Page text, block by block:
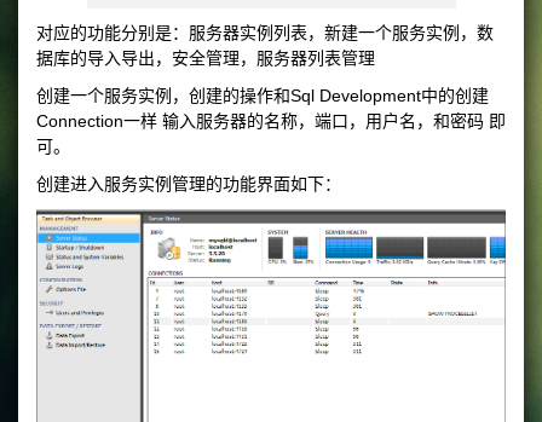
对应的功能分别是：服务器实例列表，新建一个服务实例，数
据库的导入导出，安全管理，服务器列表管理
创建一个服务实例，创建的操作和Sql Development中的创建
Connection一样 输入服务器的名称，端口，用户名，和密码 即
可。
创建进入服务实例管理的功能界面如下：